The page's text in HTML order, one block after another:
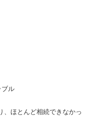
ル
、ほとんど相続できなかっ